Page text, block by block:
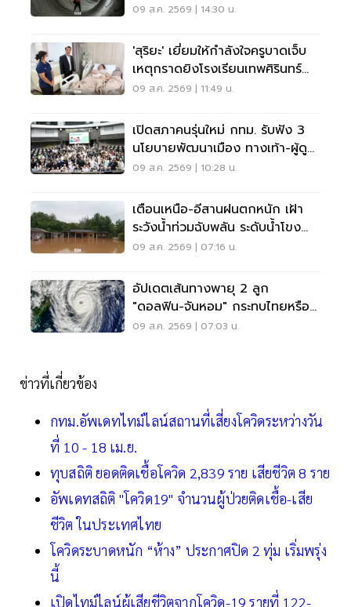
09 ส.ค. 2569 | 14:30 น.
'สุริยะ' เยี่ยมให้กำลังใจครูบาดเจ็บ
เหตุกราดยิงโรงเรียนเทพศิรินทร์
นนทบุรี
09 ส.ค. 2569 | 11:49 น.
เปิดสภาคนรุ่นใหม่ กทม. รับฟัง 3
นโยบายพัฒนาเมือง ทางเท้า-ผู้ดู
แลออทิสติก-จักรยาน
09 ส.ค. 2569 | 10:28 น.
เตือนเหนือ-อีสานฝนตกหนัก เฝ้า
ระวังน้ำท่วมฉับพลัน ระดับน้ำโขง
เพิ่มสูง
09 ส.ค. 2569 | 07:16 น.
อัปเดตเส้นทางพายุ 2 ลูก
"ดอลฟิน-จันหอม" กระทบไทยหรือ
ไม่ เช็กเลย
09 ส.ค. 2569 | 07:03 น.
ข่าวที่เกี่ยวข้อง
กทม.อัพเดทไทม์ไลน์สถานที่เสี่ยงโควิดระหว่างวัน
ที่ 10 - 18 เม.ย.
ทุบสถิติ ยอดติดเชื้อโควิด 2,839 ราย เสียชีวิต 8 ราย
อัพเดทสถิติ "โควิด19" จำนวนผู้ป่วยติดเชื้อ-เสีย
ชีวิต ในประเทศไทย
โควิดระบาดหนัก “ห้าง” ประกาศปิด 2 ทุ่ม เริ่มพรุ่ง
นี้
เปิดไทม์ไลน์ผู้เสียชีวิตจากโควิด-19 รายที่ 122-